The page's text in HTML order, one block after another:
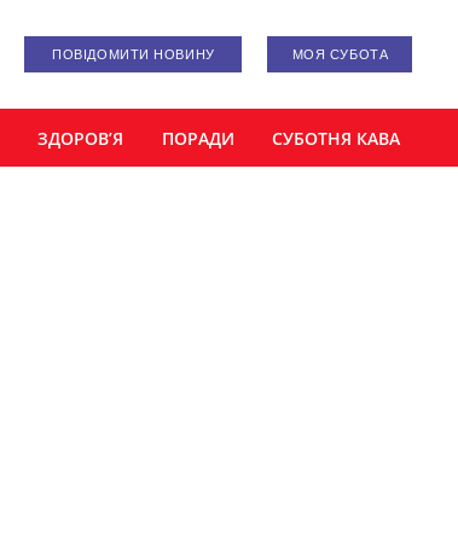
ПОВІДОМИТИ НОВИНУ МОЯ СУБОТА
ЗДОРОВ’Я ПОРАДИ СУБОТНЯ КАВА